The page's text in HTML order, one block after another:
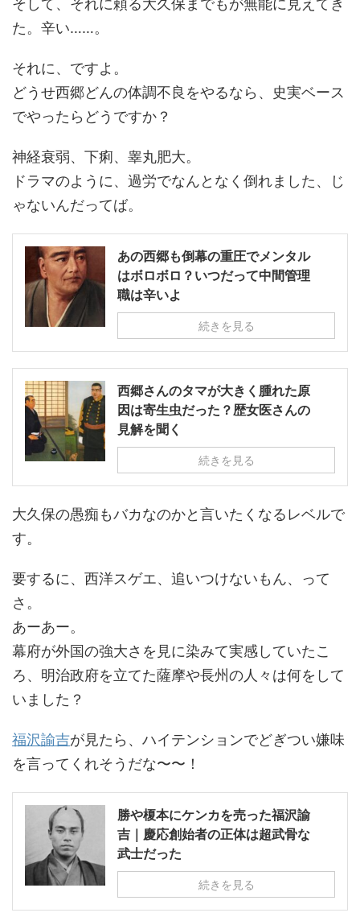
そして、それに頼る大久保までもが無能に見えてき
た。辛い……。
それに、ですよ。
どうせ西郷どんの体調不良をやるなら、史実ベース
でやったらどうですか？
神経衰弱、下痢、睾丸肥大。
ドラマのように、過労でなんとなく倒れました、じ
ゃないんだってば。
あの西郷も倒幕の重圧でメンタル
はボロボロ？いつだって中間管理
職は辛いよ
続きを見る
西郷さんのタマが大きく腫れた原
因は寄生虫だった？歴女医さんの
見解を聞く
続きを見る
大久保の愚痴もバカなのかと言いたくなるレベルで
す。
要するに、西洋スゲエ、追いつけないもん、って
さ。
あーあー。
幕府が外国の強大さを見に染みて実感していたこ
ろ、明治政府を立てた薩摩や長州の人々は何をして
いました？
福沢諭吉が見たら、ハイテンションでどぎつい嫌味
を言ってくれそうだな〜〜！
勝や榎本にケンカを売った福沢諭
吉｜慶応創始者の正体は超武骨な
武士だった
続きを見る